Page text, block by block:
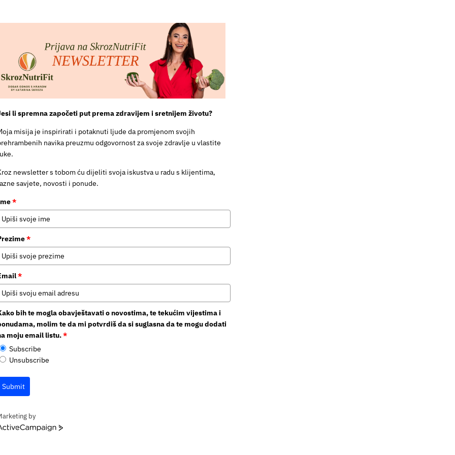
li spremna započeti put prema zdravijem i sretnijem životu?
misija je inspirirati i potaknuti ljude da promjenom svojih
navika preuzmu odgovornost za svoje zdravlje u vlastite
newsletter s tobom ću dijeliti svoja iskustva u radu s klijentima,
savjete, novosti i ponude.
*
*
*
bih te mogla obavještavati o novostima, te tekućim vijestima i
molim te da mi potvrdiš da si suglasna da te mogu dodati
moju email listu.*
Subscribe
Unsubscribe
Submit
by